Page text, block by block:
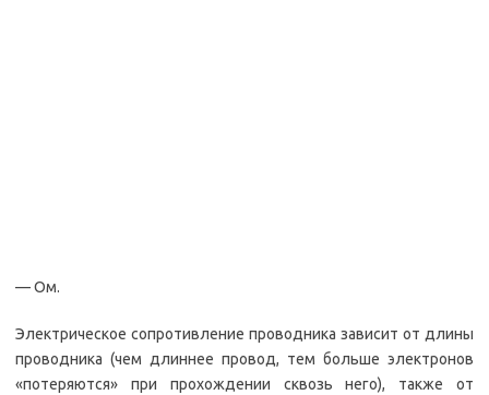
— Ом.
Электрическое сопротивление проводника зависит от длины
проводника (чем длиннее провод, тем больше электронов
«потеряются» при прохождении сквозь него), также от